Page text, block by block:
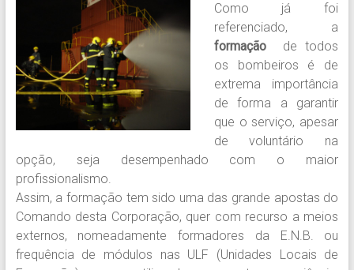
Como já foi
referenciado, a
formaçãode todos
os bombeiros é de
extrema importância
de forma a garantir
que o serviço, apesar
de voluntário na
opção, seja desempenhado com o maior
profissionalismo.
Assim, a formação tem sido uma das grande apostas do
Comando desta Corporação, quer com recurso a meios
externos, nomeadamente formadores da E.N.B. ou
frequência de módulos nas ULF (Unidades Locais de